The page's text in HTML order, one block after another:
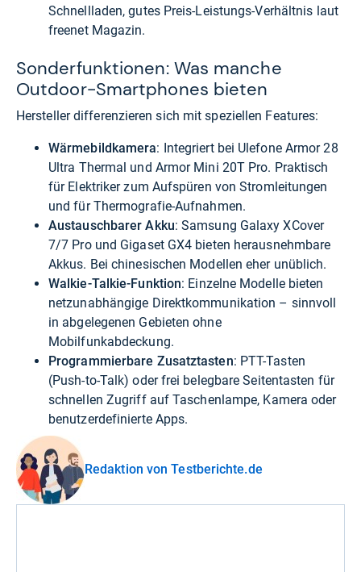
Schnellladen, gutes Preis-Leistungs-Verhältnis laut
freenet Magazin.
Sonderfunktionen: Was manche
Outdoor-Smartphones bieten
Hersteller differenzieren sich mit speziellen Features:
Wärmebildkamera: Integriert bei Ulefone Armor 28
Ultra Thermal und Armor Mini 20T Pro. Praktisch
für Elektriker zum Aufspüren von Stromleitungen
und für Thermografie-Aufnahmen.
Austauschbarer Akku: Samsung Galaxy XCover
7/7 Pro und Gigaset GX4 bieten herausnehmbare
Akkus. Bei chinesischen Modellen eher unüblich.
Walkie-Talkie-Funktion: Einzelne Modelle bieten
netzunabhängige Direktkommunikation – sinnvoll
in abgelegenen Gebieten ohne
Mobilfunkabdeckung.
Programmierbare Zusatztasten: PTT-Tasten
(Push-to-Talk) oder frei belegbare Seitentasten für
schnellen Zugriff auf Taschenlampe, Kamera oder
benutzerdefinierte Apps.
Redaktion von Testberichte.de